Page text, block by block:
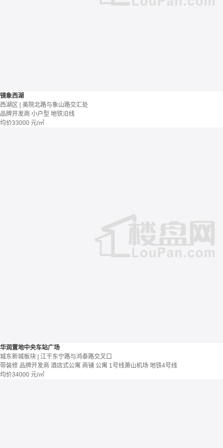
镜象西湖
西湖区 | 美院北路与象山路交汇处
品牌开发商 小户型 地铁沿线
均价33000 元/㎡
华润置地中央车站广场
城东新城板块 | 江干东宁路与鸿泰路交叉口
带装修 品牌开发商 酒店式公寓 商铺 公寓 1号线萧山机场 地铁4号线
均价34000 元/㎡